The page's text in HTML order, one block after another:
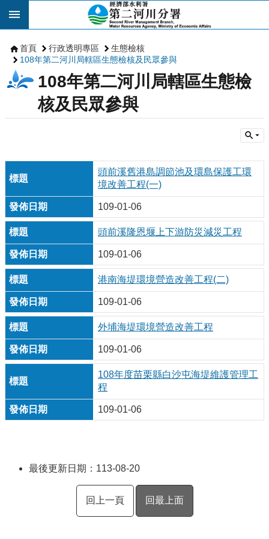
跳到主要內容區塊
首頁 行政透明專區
生態檢核
108年第二河川局轄區生態檢核及民眾參與
108年第二河川局轄區生態檢
核及民眾參與
頭前溪舊港島調節池及環島保護工環
境改善工程(一)
109-01-06
頭前溪隆恩堰上下游防災減災工程
109-01-06
港南海堤環境營造改善工程(二)
109-01-06
外埔海堤環境營造改善工程
109-01-06
108年度苗栗縣白沙屯海堤維護管理工
程
109-01-06
最後更新日期：113-08-20
回上一頁 回最上面